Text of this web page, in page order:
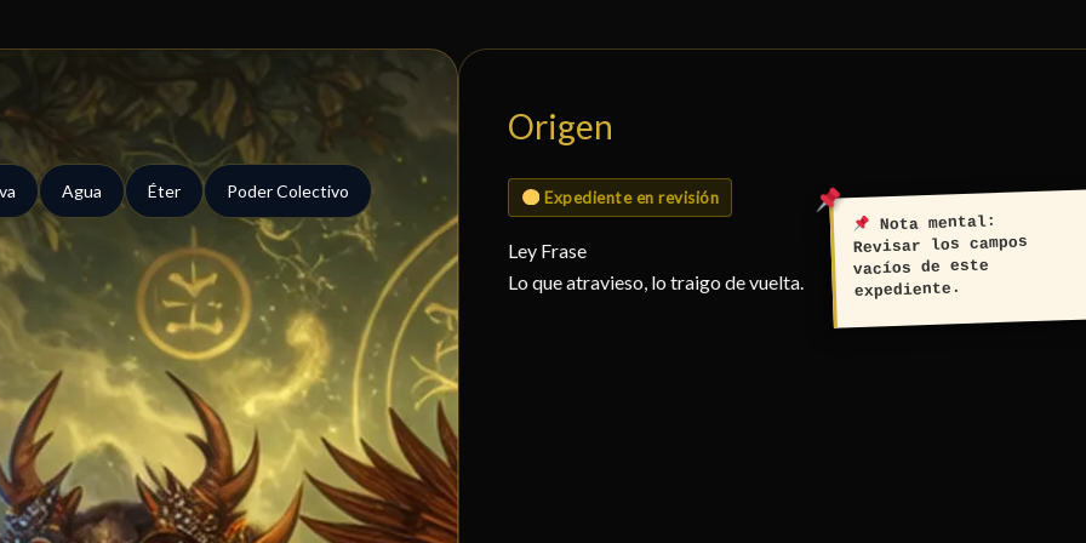
Agua Éter Poder Colectivo
Origen
Expediente en revisión
Ley Frase
Lo que atravieso, lo traigo de vuelta.
Nota mental:
Revisar los campos
vacíos de este
expediente.